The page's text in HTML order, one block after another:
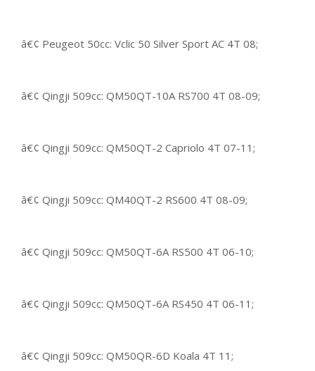
â€¢ Peugeot 50cc: Vclic 50 Silver Sport AC 4T 08;
â€¢ Qingji 509cc: QM50QT-10A RS700 4T 08-09;
â€¢ Qingji 509cc: QM50QT-2 Capriolo 4T 07-11;
â€¢ Qingji 509cc: QM40QT-2 RS600 4T 08-09;
â€¢ Qingji 509cc: QM50QT-6A RS500 4T 06-10;
â€¢ Qingji 509cc: QM50QT-6A RS450 4T 06-11;
â€¢ Qingji 509cc: QM50QR-6D Koala 4T 11;